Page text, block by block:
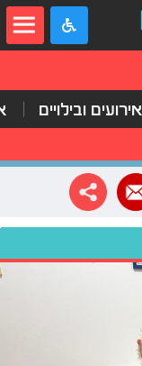
אירועים ובילויים